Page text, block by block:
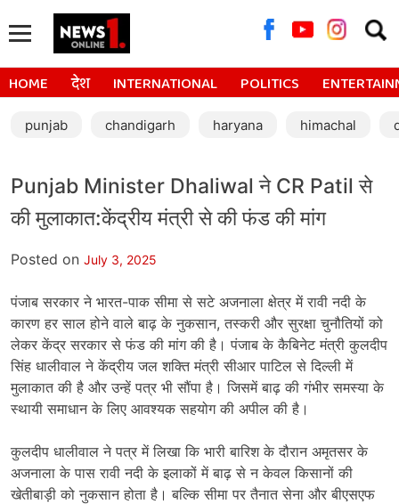
for:
HOME देश INTERNATIONAL POLITICS
punjab chandigarh haryana himachal
Punjab Minister Dhaliwal ने CR Patil से
की मुलाकात:केंद्रीय मंत्री से की फंड की मांग
Posted on July 3, 2025
पंजाब सरकार ने भारत-पाक सीमा से सटे अजनाला क्षेत्र में रावी नदी के
कारण हर साल होने वाले बाढ़ के नुकसान, तस्करी और सुरक्षा चुनौतियों को
लेकर केंद्र सरकार से फंड की मांग की है। पंजाब के कैबिनेट मंत्री कुलदीप
सिंह धालीवाल ने केंद्रीय जल शक्ति मंत्री सीआर पाटिल से दिल्ली में
मुलाकात की है और उन्हें पत्र भी सौंपा है। जिसमें बाढ़ की गंभीर समस्या के
स्थायी समाधान के लिए आवश्यक सहयोग की अपील की है।
कुलदीप धालीवाल ने पत्र में लिखा कि भारी बारिश के दौरान अमृतसर के
अजनाला के पास रावी नदी के इलाकों में बाढ़ से न केवल किसानों की
खेतीबाड़ी को नुकसान होता है। बल्कि सीमा पर तैनात सेना और बीएसएफ